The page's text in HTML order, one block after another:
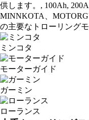
供します。 , 100Ah,
MINNKOTA、
の主要なトローリング
ミンコタ
モーターガイド
ガーミン
ローランス